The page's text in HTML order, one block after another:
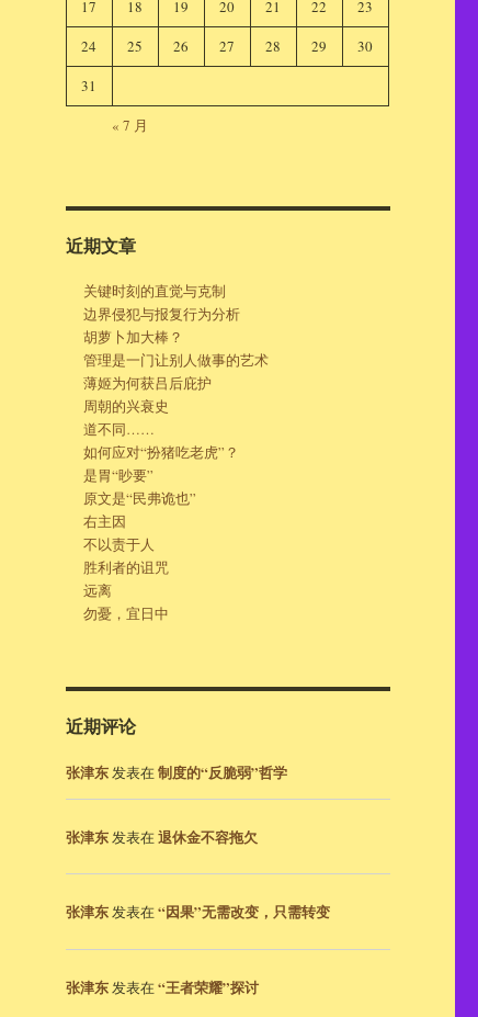
17
18 19 20 21 22
23
24
25 26 27 28 29
30
31
« 7 月
近期文章
关键时刻的直觉与克制
边界侵犯与报复行为分析
胡萝卜加大棒？
管理是一门让别人做事的艺术
薄姬为何获吕后庇护
周朝的兴衰史
道不同……
如何应对“扮猪吃老虎”？
是胃“眇要”
原文是“民弗诡也”
右主因
不以责于人
胜利者的诅咒
远离
勿憂，宜日中
近期评论
张津东发表在制度的“反脆弱”哲学
张津东发表在退休金不容拖欠
张津东发表在“因果”无需改变，只需转变
张津东发表在“王者荣耀”探讨